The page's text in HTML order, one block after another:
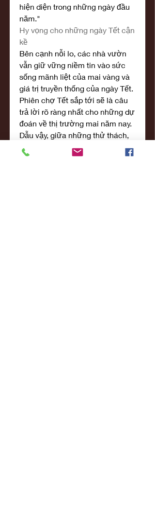
hiện diện trong những ngày đầu
năm."
Hy vọng cho những ngày Tết cận
kề
Bên cạnh nỗi lo, các nhà vườn
vẫn giữ vững niềm tin vào sức
sống mãnh liệt của mai vàng và
giá trị truyền thống của ngày Tết.
Phiên chợ Tết sắp tới sẽ là câu
trả lời rõ ràng nhất cho những dự
đoán về thị trường mai năm nay.
Dẫu vậy, giữa những thử thách,
mai vàng Đại Lộc vẫn tỏa sáng
như một biểu tượng không thể